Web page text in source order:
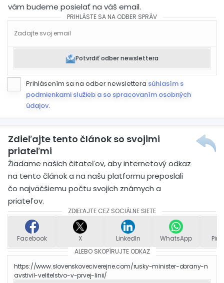
vám budeme posielať na váš email.
PRIHLÁSTE SA NA ODBER SPRÁV
Potvrdiť odber newslettera
Prihlásením sa na odber newslettera súhlasím s
podmienkami služieb a so spracovaním osobných
údajov.
Zdieľajte tento článok so svojimi
priateľmi
Žiadame našich čitateľov, aby internetový odkaz
na tento článok a na našu platformu preposlali
čo najväčšiemu počtu svojich známych a
priateľov.
ZDIEĽAJTE CEZ SOCIÁLNE SIETE
Facebook X LinkedIn WhatsApp
ALEBO SKOPÍRUJTE ODKAZ
https://www.slovenskoveciverejne.com/rusky-minister-obrany-n
avstivil-velitelstvo-v-prvej-linii/